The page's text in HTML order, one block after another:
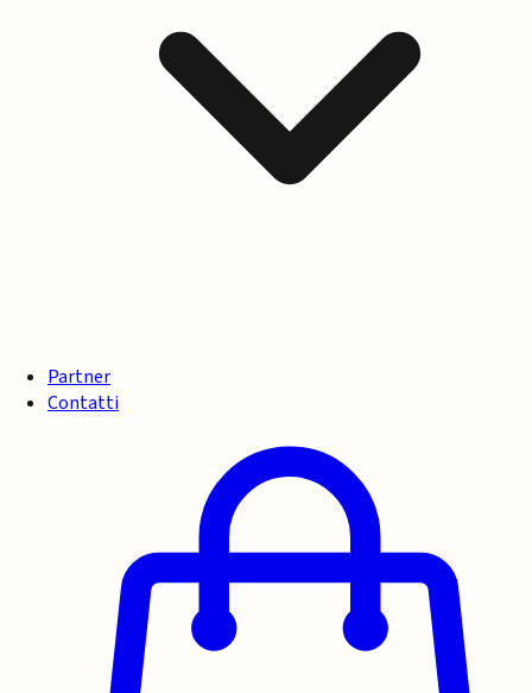
Partner
Contatti